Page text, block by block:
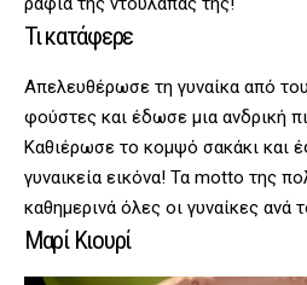
Τι κατάφερε
Απελευθέρωσε τη γυναίκα από
φούστες και έδωσε μια ανδρική
Καθιέρωσε το κομψό σακάκι και
γυναικεία εικόνα! Τα motto της
καθημερινά όλες οι γυναίκες ανά
Μαρί Κιουρί